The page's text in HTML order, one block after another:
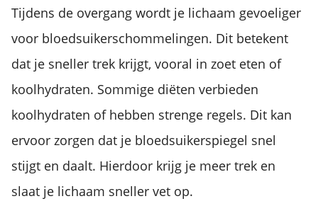
Tijdens de overgang wordt je lichaam gevoeliger
voor bloedsuikerschommelingen. Dit betekent
dat je sneller trek krijgt, vooral in zoet eten of
koolhydraten. Sommige diëten verbieden
koolhydraten of hebben strenge regels. Dit kan
ervoor zorgen dat je bloedsuikerspiegel snel
stijgt en daalt. Hierdoor krijg je meer trek en
slaat je lichaam sneller vet op.